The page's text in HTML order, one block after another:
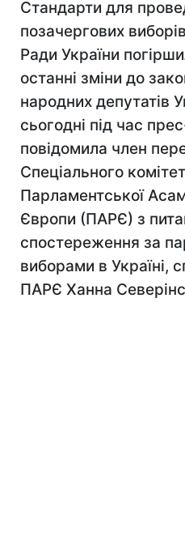
Стандарти для
позачергових
Ради України
останні зміни до
народних депутатів
сьогодні під час
повідомила член
Спеціального
Парламентської
Європи (ПАРЄ) з
спостереження за
виборами в Україні,
ПАРЄ Ханна